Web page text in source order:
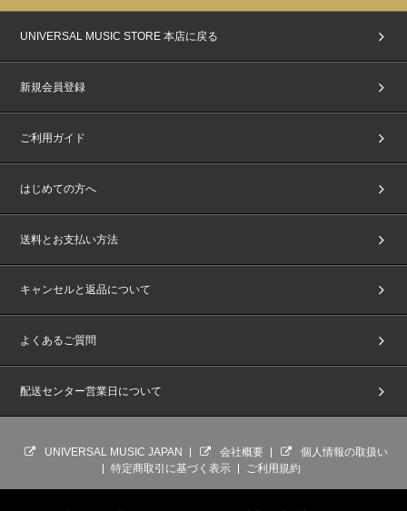
UNIVERSAL MUSIC STORE 本店に戻る
新規会員登録
ご利用ガイド
はじめての方へ
送料とお支払い方法
キャンセルと返品について
よくあるご質問
配送センター営業日について
UNIVERSAL MUSIC JAPAN 会社概要
個人情報の取扱い
特定商取引に基づく表示
ご利用規約